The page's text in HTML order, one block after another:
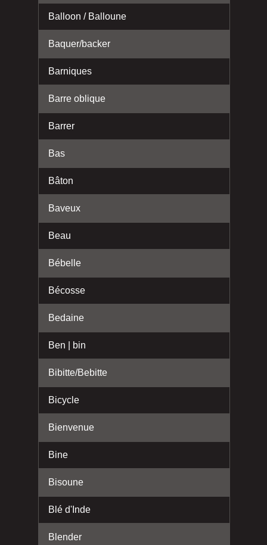
Balloon / Balloune
Baquer/backer
Barniques
Barre oblique
Barrer
Bas
Bâton
Baveux
Beau
Bébelle
Bécosse
Bedaine
Ben | bin
Bibitte/Bebitte
Bicycle
Bienvenue
Bine
Bisoune
Blé d'Inde
Blender